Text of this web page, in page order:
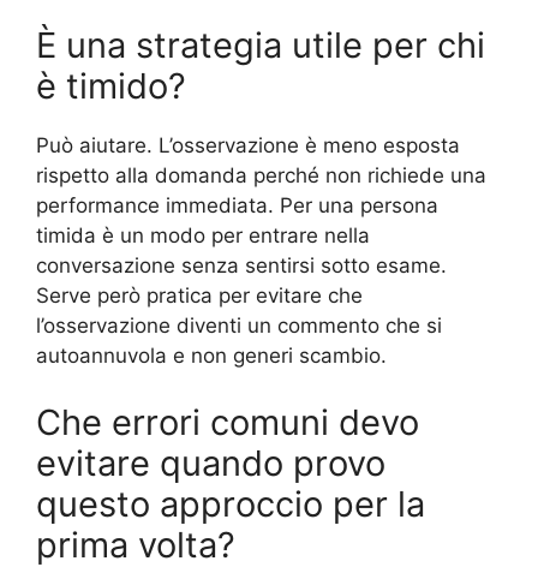
È una strategia utile per chi
è timido?
Può aiutare. L’osservazione è meno esposta
rispetto alla domanda perché non richiede una
performance immediata. Per una persona
timida è un modo per entrare nella
conversazione senza sentirsi sotto esame.
Serve però pratica per evitare che
l’osservazione diventi un commento che si
autoannuvola e non generi scambio.
Che errori comuni devo
evitare quando provo
questo approccio per la
prima volta?